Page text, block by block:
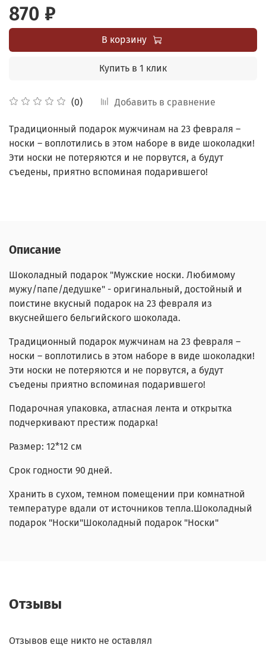
(0) Добавить в сравнение
870 ₽
В корзину
Купить в 1 клик
Традиционный подарок мужчинам на 23 февраля –
носки – воплотились в этом наборе в виде шоколадки!
Эти носки не потеряются и не порвутся, а будут
съедены, приятно вспоминая подарившего!
Описание
Шоколадный подарок "Мужские носки. Любимому
мужу/папе/дедушке" - оригинальный, достойный и
поистине вкусный подарок на 23 февраля из
вкуснейшего бельгийского шоколада.
Традиционный подарок мужчинам на 23 февраля –
носки – воплотились в этом наборе в виде шоколадки!
Эти носки не потеряются и не порвутся, а будут
съедены приятно вспоминая подарившего!
Подарочная упаковка, атласная лента и открытка
подчеркивают престиж подарка!
Размер: 12*12 см
Срок годности 90 дней.
Хранить в сухом, темном помещении при комнатной
температуре вдали от источников тепла.Шоколадный
подарок "Носки"Шоколадный подарок "Носки"
Отзывы
Отзывов еще никто не оставлял